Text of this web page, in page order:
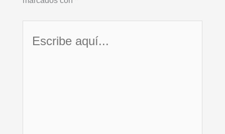
aquí...